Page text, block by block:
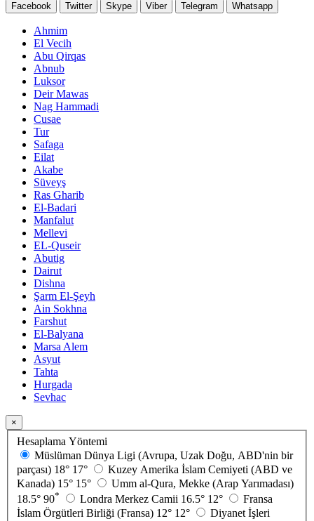
Facebook Twitter Skype Viber Telegram Whatsapp
Ahmim
El Vecih
Abu Qirqas
Abnub
Luksor
Deir Mawas
Nag Hammadi
Cusae
Tur
Safaga
Eilat
Akabe
Süveyş
Ras Gharib
El-Badari
Manfalut
Mellevi
EL-Quseir
Abutig
Dairut
Dishna
Şarm El-Şeyh
Ain Sokhna
Farshut
El-Balyana
Marsa Alem
Asyut
Tahta
Hurgada
Sevhac
×
Hesaplama Yöntemi
Müslüman Dünya Ligi (Avrupa, Uzak Doğu, ABD'nin bir
parçası) 18° 17°
Kuzey Amerika İslam Cemiyeti (ABD ve
Kanada) 15° 15°
Umm al-Qura, Mekke (Arap Yarımadası)
18.5° 90* Londra Merkez Camii 16.5° 12°
Fransa
İslam Örgütleri Birliği (Fransa) 12° 12°
Diyanet İşleri